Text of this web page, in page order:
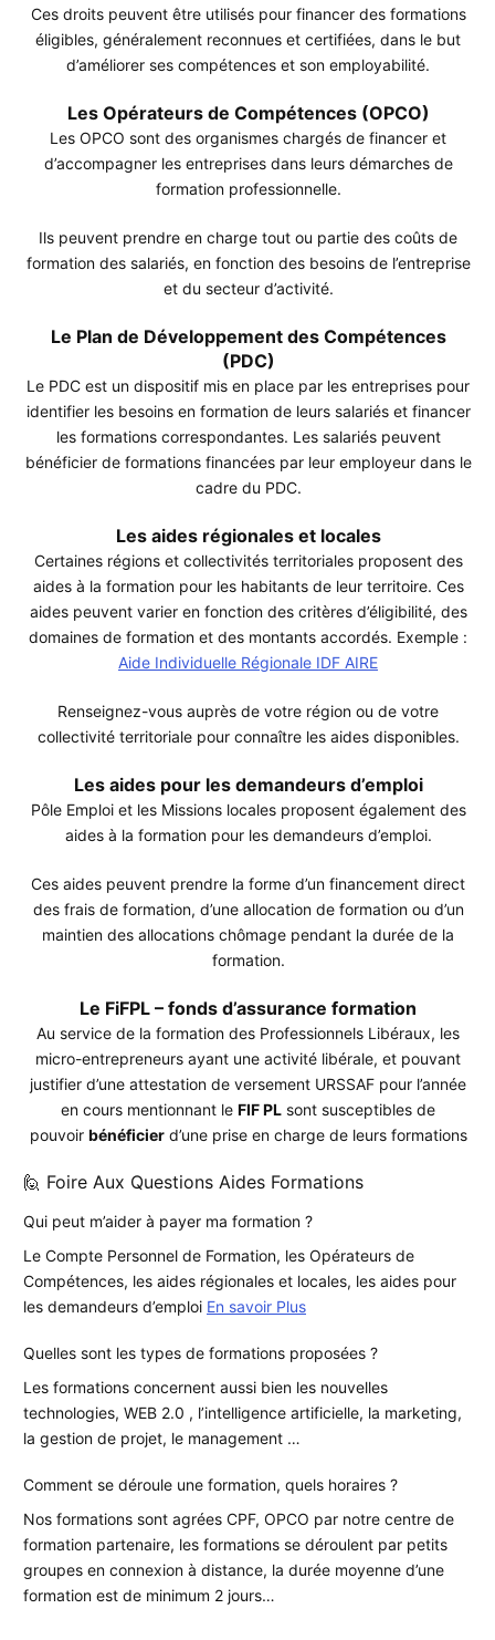
Ces droits peuvent être utilisés pour financer des formations
éligibles, généralement reconnues et certifiées, dans le but
d’améliorer ses compétences et son employabilité.
Les Opérateurs de Compétences (OPCO)
Les OPCO sont des organismes chargés de financer et
d’accompagner les entreprises dans leurs démarches de
formation professionnelle.
Ils peuvent prendre en charge tout ou partie des coûts de
formation des salariés, en fonction des besoins de l’entreprise
et du secteur d’activité.
Le Plan de Développement des Compétences
(PDC)
Le PDC est un dispositif mis en place par les entreprises pour
identifier les besoins en formation de leurs salariés et financer
les formations correspondantes. Les salariés peuvent
bénéficier de formations financées par leur employeur dans le
cadre du PDC.
Les aides régionales et locales
Certaines régions et collectivités territoriales proposent des
aides à la formation pour les habitants de leur territoire. Ces
aides peuvent varier en fonction des critères d’éligibilité, des
domaines de formation et des montants accordés. Exemple :
Aide Individuelle Régionale IDF AIRE
Renseignez-vous auprès de votre région ou de votre
collectivité territoriale pour connaître les aides disponibles.
Les aides pour les demandeurs d’emploi
Pôle Emploi et les Missions locales proposent également des
aides à la formation pour les demandeurs d’emploi.
Ces aides peuvent prendre la forme d’un financement direct
des frais de formation, d’une allocation de formation ou d’un
maintien des allocations chômage pendant la durée de la
formation.
Le FiFPL – fonds d’assurance formation
Au service de la formation des Professionnels Libéraux, les
micro-entrepreneurs ayant une activité libérale, et pouvant
justifier d’une attestation de versement URSSAF pour l’année
en cours mentionnant le FIF PL sont susceptibles de
pouvoir bénéficierd’une prise en charge de leurs formations
🙋 Foire Aux Questions Aides Formations
Qui peut m’aider à payer ma formation ?
Le Compte Personnel de Formation, les Opérateurs de
Compétences, les aides régionales et locales, les aides pour
les demandeurs d’emploi En savoir Plus
Quelles sont les types de formations proposées ?
Les formations concernent aussi bien les nouvelles
technologies, WEB 2.0 , l’intelligence artificielle, la marketing,
la gestion de projet, le management …
Comment se déroule une formation, quels horaires ?
Nos formations sont agrées CPF, OPCO par notre centre de
formation partenaire, les formations se déroulent par petits
groupes en connexion à distance, la durée moyenne d’une
formation est de minimum 2 jours…